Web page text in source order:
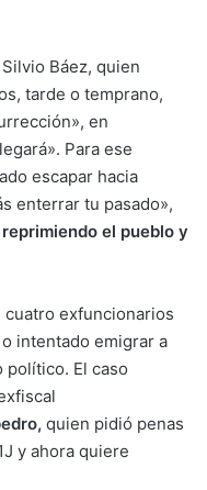
Báez, quien
tarde o temprano,
en
Para ese
escapar hacia
enterrar tu pasado»,
el pueblo y
cuatro exfuncionarios
intentado emigrar a
político. El caso
, quien pidió penas
y ahora quiere